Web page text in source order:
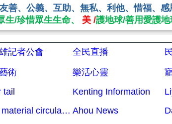
善、公義、互助、無私、利他、惜福、感
生/珍惜眾生生命、 美 /護地球/善用愛護地
記者公會 全民直播
術 樂活心靈
tail Kenting Information
New material circular economy Ahou News